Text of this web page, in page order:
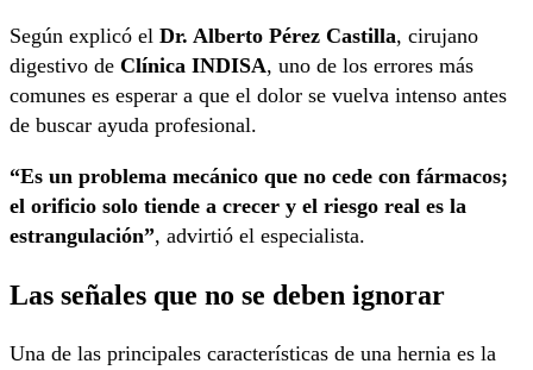
Según explicó el Dr. Alberto Pérez Castilla, cirujano
digestivo de Clínica INDISA, uno de los errores más
comunes es esperar a que el dolor se vuelva intenso antes
de buscar ayuda profesional.
“Es un problema mecánico que no cede con fármacos;
el orificio solo tiende a crecer y el riesgo real es la
estrangulación”, advirtió el especialista.
Las señales que no se deben ignorar
Una de las principales características de una hernia es la